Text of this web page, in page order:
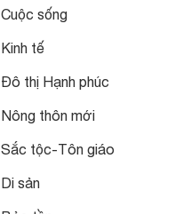
Cuộc sống
Kinh tế
Đô thị Hạnh phúc
Nông thôn mới
Sắc tộc-Tôn giáo
Di sản